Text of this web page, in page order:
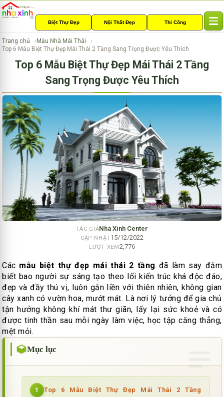
Biệt Thự Đẹp Nội Thất Đẹp Thi Công
l
a
i
o
n
Trang chủ
Mẫu Nhà Mái Thái
Top 6 Mẫu Biệt Thự Đẹp Mái Thái 2 Tầng Sang Trọng Được Yêu Thích
Top 6 Mẫu Biệt Thự Đẹp Mái Thái 2 Tầng
Sang Trọng Được Yêu Thích
TÁC GIẢNhà Xinh Center
CẬP NHẬT15/12/2022
LƯỢT XEM2,776
Các mẫu biệt thự đẹp mái thái 2 tầng đã làm say đắm
biết bao người sự sáng tạo theo lối kiến trúc khá độc đáo,
đẹp và đầy thú vị, luôn gắn liền với thiên nhiên, không gian
cây xanh có vườn hoa, mướt mát. Là nơi lý tưởng để gia chủ
tận hưởng không khí mát thư giãn, lấy lại sức khoẻ và có
được tinh thần sau mỗi ngày làm việc, học tập căng thẳng,
mệt mỏi.
Mục lục
1
Top 6 Mẫu Biệt Thự Đẹp Mái Thái 2 Tầng